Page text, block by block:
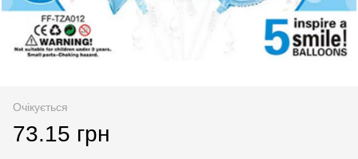
Очікується
73.15 грн